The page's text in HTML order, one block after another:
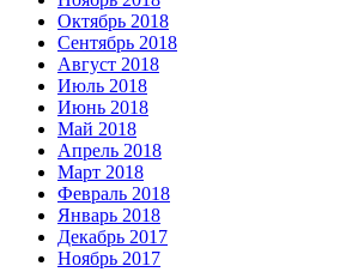
Октябрь 2018
Сентябрь 2018
Август 2018
Июль 2018
Июнь 2018
Май 2018
Апрель 2018
Март 2018
Февраль 2018
Январь 2018
Декабрь 2017
Ноябрь 2017